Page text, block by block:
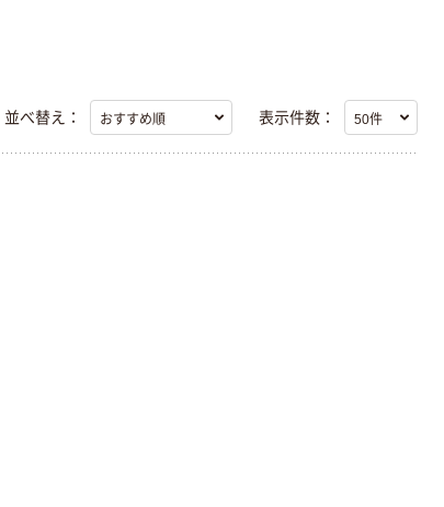
並べ替え： 表示件数：